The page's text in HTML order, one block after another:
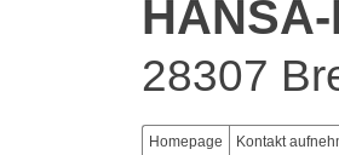
28307
Homepage Kontakt